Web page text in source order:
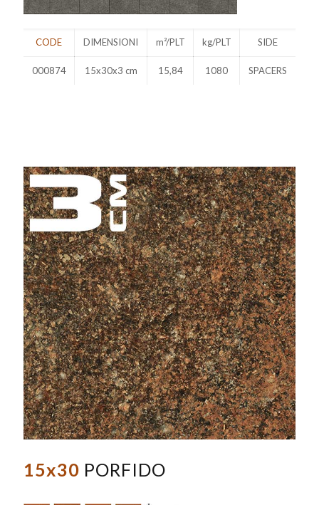
CODE DIMENSIONI m²/PLT kg/PLT SIDE
000874 15x30x3 cm 15,84 1080 SPACERS
15x30 PORFIDO